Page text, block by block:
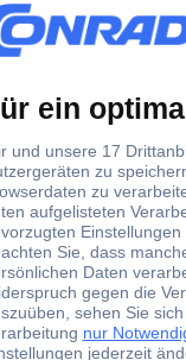
Größe
8 EN 388 1 Paar 8